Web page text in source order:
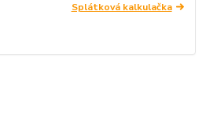
Splátková kalkulačka